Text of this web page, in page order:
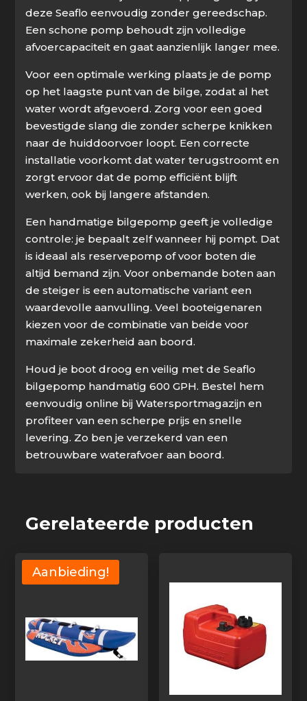
deze Seaflo eenvoudig zonder gereedschap.
Een schone pomp behoudt zijn volledige
afvoercapaciteit en gaat aanzienlijk langer mee.
Voor een optimale werking plaats je de pomp
op het laagste punt van de bilge, zodat al het
water wordt afgevoerd. Zorg voor een goed
bevestigde slang die zonder scherpe knikken
naar de huiddoorvoer loopt. Een correcte
installatie voorkomt dat water terugstroomt en
zorgt ervoor dat de pomp efficiënt blijft
werken, ook bij langere afstanden.
Een handmatige bilgepomp geeft je volledige
controle: je bepaalt zelf wanneer hij pompt. Dat
is ideaal als reservepomp of voor boten die
altijd bemand zijn. Voor onbemande boten aan
de steiger is een automatische variant een
waardevolle aanvulling. Veel booteigenaren
kiezen voor de combinatie van beide voor
maximale zekerheid aan boord.
Houd je boot droog en veilig met de Seaflo
bilgepomp handmatig 600 GPH. Bestel hem
eenvoudig online bij Watersportmagazijn en
profiteer van een scherpe prijs en snelle
levering. Zo ben je verzekerd van een
betrouwbare waterafvoer aan boord.
Gerelateerde producten
Aanbieding!